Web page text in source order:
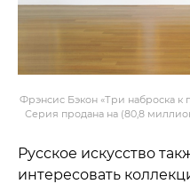
Фрэнсис Бэкон «Три наброска к
Серия продана на (80,8
Русское искусство
интересовать